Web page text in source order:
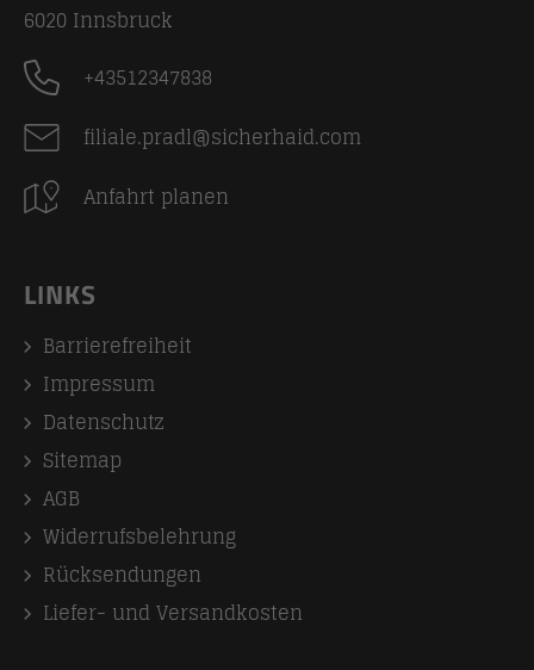
6020 Innsbruck
+43512347838
filiale.pradl@sicherhaid.com
Anfahrt planen
LINKS
Barrierefreiheit
Impressum
Datenschutz
Sitemap
AGB
Widerrufsbelehrung
Rücksendungen
Liefer- und Versandkosten